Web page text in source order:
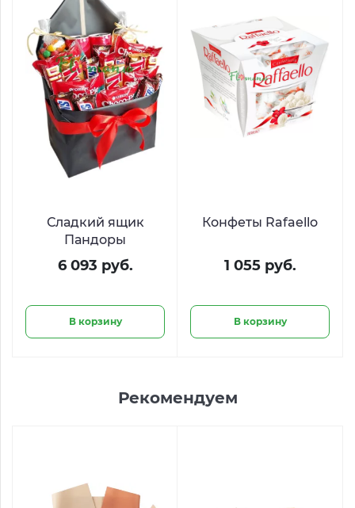
Сладкий ящик
Пандоры
6 093 руб.
В корзину
Конфеты Rafaello
1 055 руб.
В корзину
Рекомендуем